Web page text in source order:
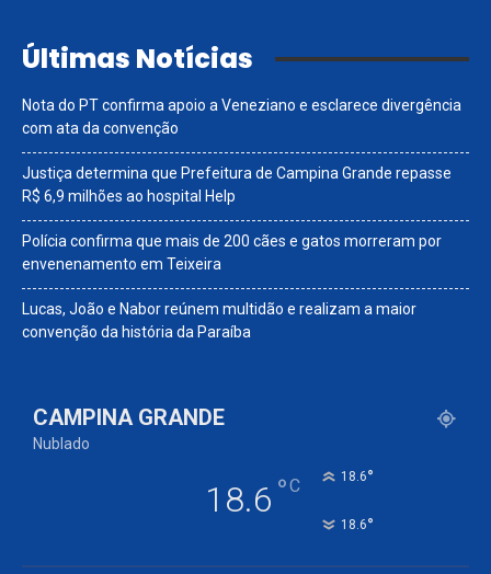
Últimas Notícias
Nota do PT confirma apoio a Veneziano e esclarece divergência
com ata da convenção
Justiça determina que Prefeitura de Campina Grande repasse
R$ 6,9 milhões ao hospital Help
Polícia confirma que mais de 200 cães e gatos morreram por
envenenamento em Teixeira
Lucas, João e Nabor reúnem multidão e realizam a maior
convenção da história da Paraíba
CAMPINA GRANDE
Nublado
18.6 °C 18.6°
18.6°